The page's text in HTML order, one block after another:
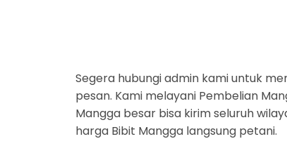
Segera hubungi admin kami untuk
pesan. Kami melayani Pembelian
Mangga besar bisa kirim seluruh
harga Bibit Mangga langsung petani.